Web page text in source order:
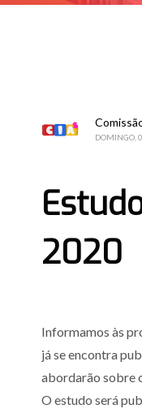
DOMINGO,
2020
Informamos às
já se encontra
abordarão sobre
O estudo será